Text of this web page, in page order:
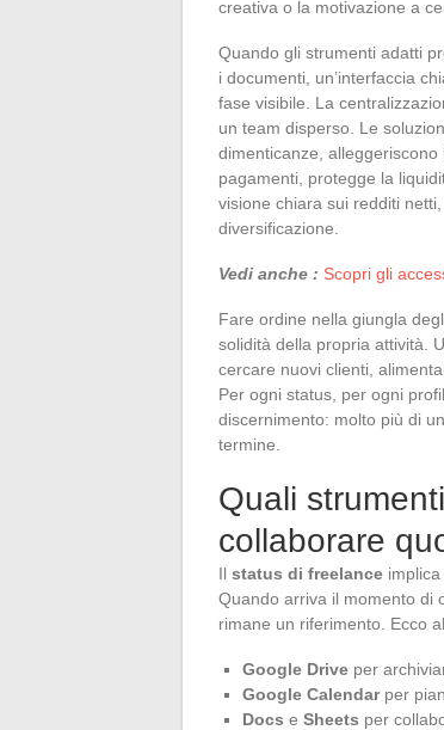
creativa o la motivazione a
Quando gli strumenti adatti
i documenti, un’interfaccia
fase visibile. La
un team disperso. Le
dimenticanze,
pagamenti, protegge la
visione chiara sui redditi
diversificazione.
Vedi anche : Scopri gli
Fare ordine nella giungla
solidità della propria attività.
cercare nuovi clienti,
Per ogni status, per ogni
discernimento: molto più di
termine.
Quali
collaborare
Il status di freelance
Quando arriva il momento di
rimane un riferimento. Ecco
Google Drive per
Google Calendarper
Docs e Sheets per